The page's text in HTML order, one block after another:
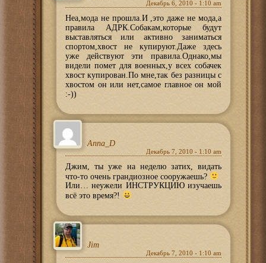
Декабрь 6, 2010 - 1:10 am
Неа,мода не прошла.И ,это даже не мода,а
правила АДРК.Собакам,которые будут
выставляться или активно заниматься
спортом,хвост не купируют.Даже здесь
уже действуют эти правила.Однако,мы
видели помет для военных,у всех собачек
хвост купирован.По мне,так без разницы с
хвостом он или нет,самое главное он мой
:-))
Anna_D
Декабрь 7, 2010 - 1:10 am
Джим, ты уже на неделю затих, видать
что-то очень грандиозное сооружаешь?
Или… неужели ИНСТРУКЦИЮ изучаешь
всё это время?!
Jim
Декабрь 7, 2010 - 1:10 am